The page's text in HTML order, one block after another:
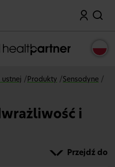
Wyszukaj
/ Produkty / Sensodyne /
i
Przejdź do